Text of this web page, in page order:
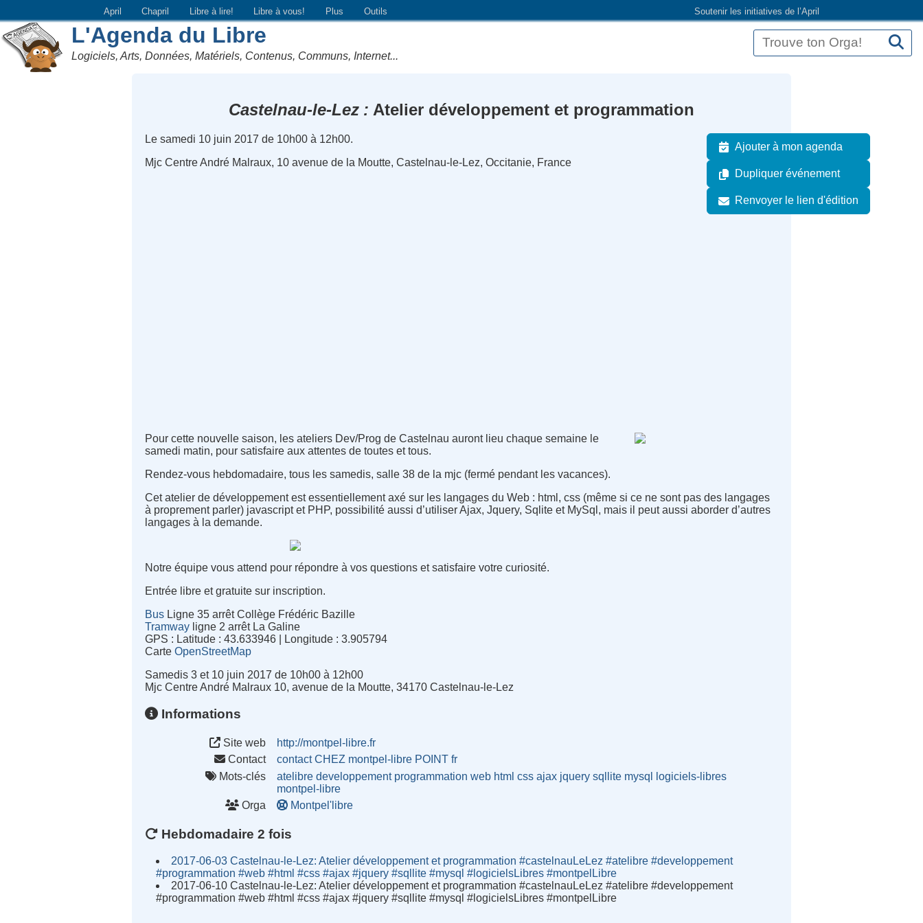
Soutenir les initiatives de l’April
April Chapril Libre à lire! Libre à vous! Plus Outils
L'Agenda du Libre
Logiciels, Arts, Données, Matériels, Contenus, Communs, Internet...
Castelnau-le-Lez Atelier développement et programmation
Ajouter à mon agenda
Dupliquer événement
Renvoyer le lien d'édition
Le samedi 10 juin 2017 de 10h00 à 12h00.
Mjc Centre André Malraux, 10 avenue de la Moutte, Castelnau-le-Lez, Occitanie, France
Pour cette nouvelle saison, les ateliers Dev/Prog de Castelnau auront lieu chaque semaine le
samedi matin, pour satisfaire aux attentes de toutes et tous.
Rendez-vous hebdomadaire, tous les samedis, salle 38 de la mjc (fermé pendant les vacances).
Cet atelier de développement est essentiellement axé sur les langages du Web : html, css (même si ce ne sont pas des langages
à proprement parler) javascript et PHP, possibilité aussi d’utiliser Ajax, Jquery, Sqlite et MySql, mais il peut aussi aborder d’autres
langages à la demande.
Notre équipe vous attend pour répondre à vos questions et satisfaire votre curiosité.
Entrée libre et gratuite sur inscription.
Bus Ligne 35 arrêt Collège Frédéric Bazille
Tramway ligne 2 arrêt La Galine
GPS : Latitude : 43.633946 | Longitude : 3.905794
CarteOpenStreetMap
Samedis 3 et 10 juin 2017 de 10h00 à 12h00
Mjc Centre André Malraux 10, avenue de la Moutte, 34170 Castelnau-le-Lez
Informations
Site web
http://montpel-libre.fr
Contact
contact CHEZ montpel-libre POINT fr
Mots-clés
atelibre developpement programmation web html css ajax jquery sqllite mysql
logiciels-libres
montpel-libre
Orga
Montpel'libre
Hebdomadaire 2 fois
2017-06-03 Castelnau-le-Lez: Atelier développement et programmation #castelnauLeLez #atelibre #developpement
#programmation #web #html #css #ajax #jquery #sqllite #mysql #logicielsLibres #montpelLibre
2017-06-10 Castelnau-le-Lez: Atelier développement et programmation #castelnauLeLez #atelibre #developpement
#programmation #web #html #css #ajax #jquery #sqllite #mysql #logicielsLibres #montpelLibre